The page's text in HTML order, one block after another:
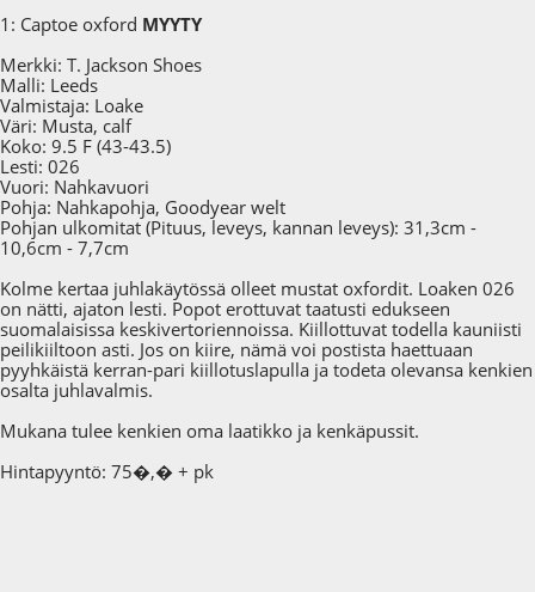
1: Captoe oxford MYYTY
Merkki: T. Jackson Shoes
Malli: Leeds
Valmistaja: Loake
Väri: Musta, calf
Koko: 9.5 F (43-43.5)
Lesti: 026
Vuori: Nahkavuori
Pohja: Nahkapohja, Goodyear welt
Pohjan ulkomitat (Pituus, leveys, kannan leveys): 31,3cm -
10,6cm - 7,7cm
Kolme kertaa juhlakäytössä olleet mustat oxfordit. Loaken 026
on nätti, ajaton lesti. Popot erottuvat taatusti edukseen
suomalaisissa keskivertoriennoissa. Kiillottuvat todella kauniisti
peilikiiltoon asti. Jos on kiire, nämä voi postista haettuaan
pyyhkäistä kerran-pari kiillotuslapulla ja todeta olevansa kenkien
osalta juhlavalmis.
Mukana tulee kenkien oma laatikko ja kenkäpussit.
Hintapyyntö: 75�,� + pk